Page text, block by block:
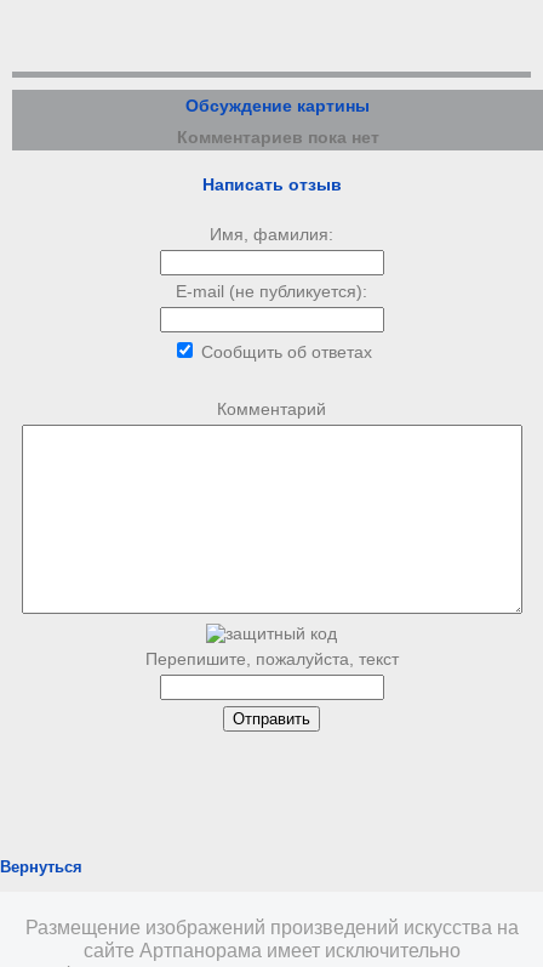
Обсуждение картины
Комментариев пока нет
Написать отзыв
Имя, фамилия:
E-mail (не публикуется):
Сообщить об ответах
Комментарий
Перепишите, пожалуйста, текст
Вернуться
Размещение изображений произведений искусства на
сайте Артпанорама имеет исключительно